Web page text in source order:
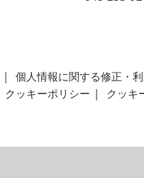
個人情報に関する修正・
クッキーポリシー クッキ